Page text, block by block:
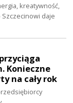
kreatywność,
daje
Konieczne
na cały rok